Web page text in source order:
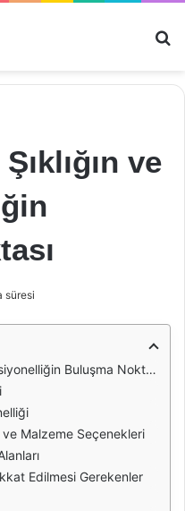
ve
süresi
Buluşma Noktası
ve Malzeme Seçenekleri
Edilmesi Gerekenler